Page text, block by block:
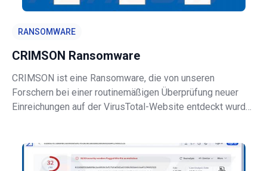
RANSOMWARE
CRIMSON Ransomware
CRIMSON ist eine Ransomware, die von unseren
Forschern bei einer routinemäßigen Überprüfung neuer
Einreichungen auf der VirusTotal-Website entdeckt wurde.
Abschluss der Verschlüsselun